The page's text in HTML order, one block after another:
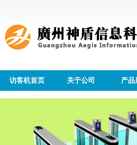
访客机首页 关于公司 产品